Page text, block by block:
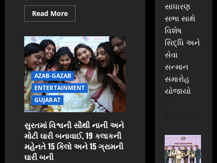
Read MoreRead
more
મિલ
માલિકના
દીકરાએ
પૂર્વ
પ્રેમિકાને
બચકાં
ભર્યાં
અને
તેના
બોયફ્રેન્ડનું
ડંડો
મારી
માથું
ફોડી
નાંખ્યું
AZAB-GAZAB
ENTERTAINMENT
GUJARAT
સુરતમાં વિશ્વની સૌથી નાની અને
મોટી ઘારી બનાવાઈ, 19 કલાકની
મહેનતે 15 કિલો અને 15 ગ્રામની
ઘારી બની
સાધારણ
સભા સાથે
વિશેષ
સિદ્ધિ અને
સેવા
સન્માન
સમારોહ
યોજાયો